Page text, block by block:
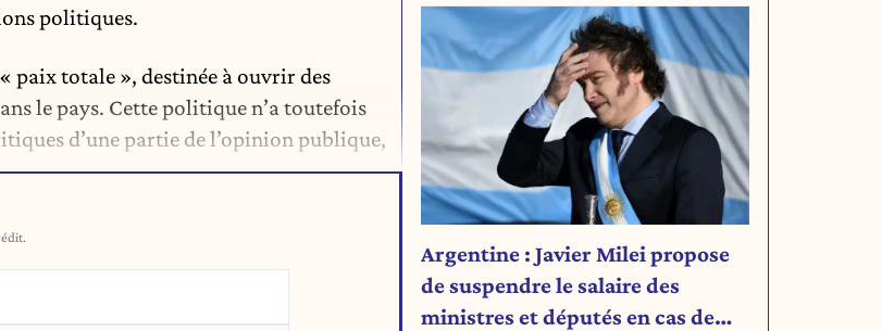
politiques.
paix totale », destinée à ouvrir des
le pays. Cette politique n’a toutefois
d’une partie de l’opinion publique,
Argentine : Javier Milei propose
de suspendre le salaire des
ministres et députés en cas de